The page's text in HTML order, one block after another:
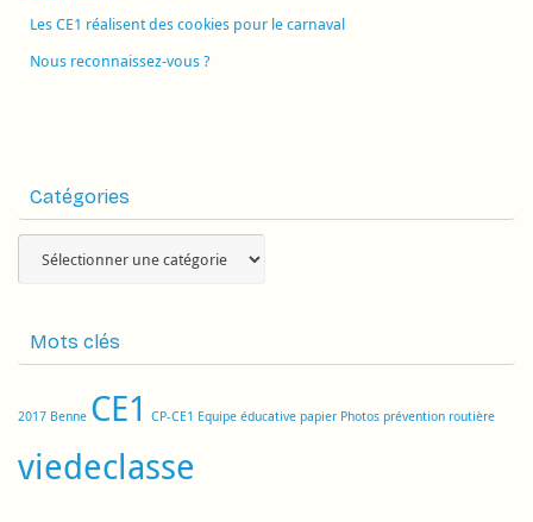
Les CE1 réalisent des cookies pour le carnaval
Nous reconnaissez-vous ?
Catégories
Mots clés
2017 Benne CE1 CP-CE1 Equipe éducative papier Photos prévention routière
viedeclasse